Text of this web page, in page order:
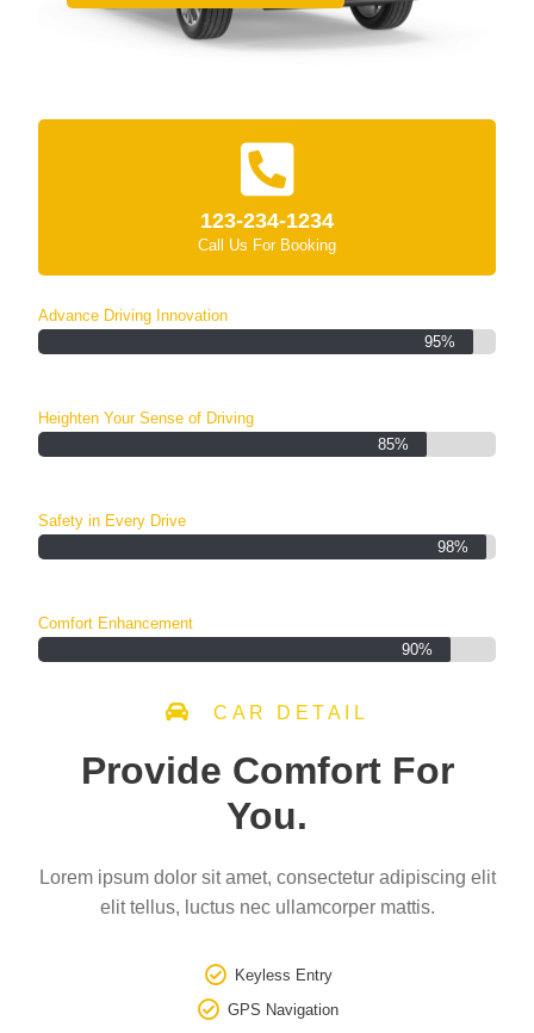
123-234-1234
Call Us For Booking
Advance Driving Innovation
95%
Heighten Your Sense of Driving
85%
Safety in Every Drive
98%
Comfort Enhancement
90%
CAR DETAIL
Provide Comfort For
You.
Lorem ipsum dolor sit amet, consectetur adipiscing elit
elit tellus, luctus nec ullamcorper mattis.
Keyless Entry
GPS Navigation